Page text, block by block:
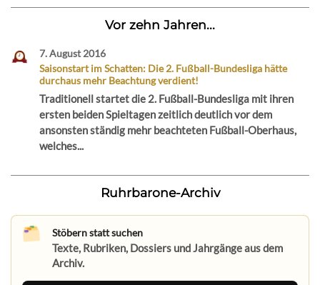
Vor zehn Jahren...
7. August 2016
Saisonstart im Schatten: Die 2. Fußball-Bundesliga hätte
durchaus mehr Beachtung verdient!
Traditionell startet die 2. Fußball-Bundesliga mit ihren
ersten beiden Spieltagen zeitlich deutlich vor dem
ansonsten ständig mehr beachteten Fußball-Oberhaus,
welches...
Ruhrbarone-Archiv
Stöbern statt suchen
Texte, Rubriken, Dossiers und Jahrgänge aus dem
Archiv.